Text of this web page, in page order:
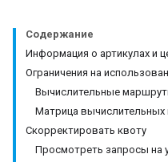
Содержание
Информация о артикулах и
Ограничения на
Вычислительные
Матрица
Скорректировать квоту
Просмотреть запросы на